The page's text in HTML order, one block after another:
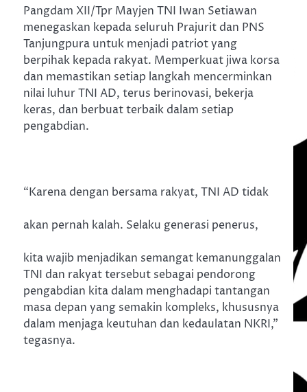
Pangdam XII/Tpr Mayjen TNI Iwan Setiawan
menegaskan kepada seluruh Prajurit dan PNS
Tanjungpura untuk menjadi patriot yang
berpihak kepada rakyat. Memperkuat jiwa korsa
dan memastikan setiap langkah mencerminkan
nilai luhur TNI AD, terus berinovasi, bekerja
keras, dan berbuat terbaik dalam setiap
pengabdian.
“Karena dengan bersama rakyat, TNI AD tidak
akan pernah kalah. Selaku generasi penerus,
kita wajib menjadikan semangat kemanunggalan
TNI dan rakyat tersebut sebagai pendorong
pengabdian kita dalam menghadapi tantangan
masa depan yang semakin kompleks, khususnya
dalam menjaga keutuhan dan kedaulatan NKRI,”
tegasnya.